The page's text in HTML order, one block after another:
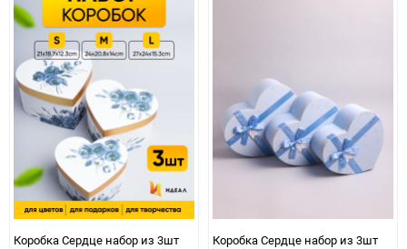
Коробка Сердце набор из 3шт
Коробка Сердце набор из 3шт